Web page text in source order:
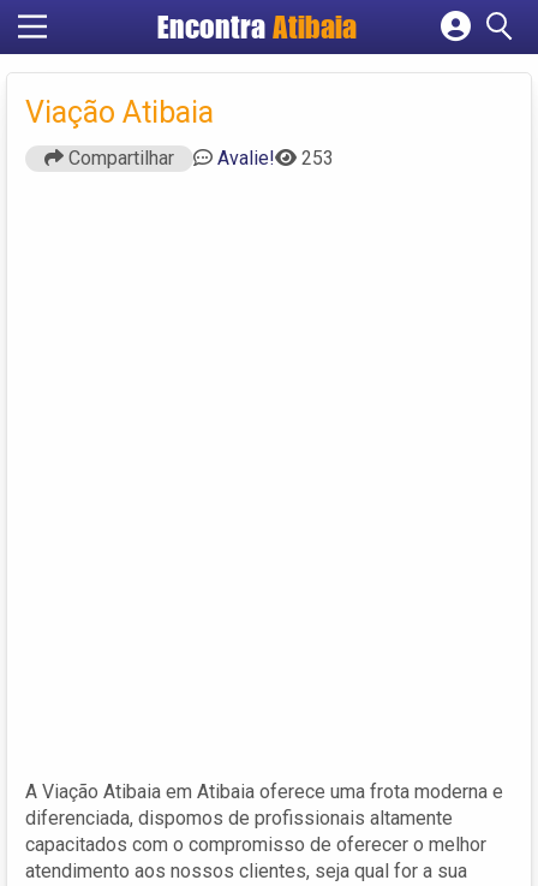
Encontra Atibaia
Cadastrar empresa
Viação Atibaia
Compartilhar Avalie! 253
A Viação Atibaia em Atibaia oferece uma frota moderna e
diferenciada, dispomos de profissionais altamente
capacitados com o compromisso de oferecer o melhor
atendimento aos nossos clientes, seja qual for a sua